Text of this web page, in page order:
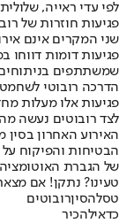
לפי עדי ראייה,
פגיעות חוזרות של
שני המקרים אינם
פגיעות דומות דווחו
שמשתתפים בניתוחים
הדרכה רובוטי
פגיעות אלו מעלות
לצד רובוטים נעשה
האירוע האחרון
הבטיחות והפיקוח
של הגברת
טעינו? נתקן! אם
טסלהסיןרובוטים
כדאילהכיר